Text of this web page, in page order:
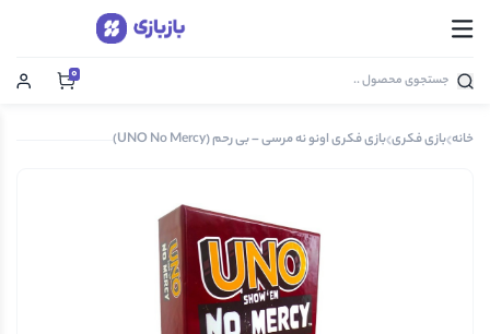
0
خانه بازی فکری بازی فکری اونو نه مرسی – بی رحم (UNO No Mercy)